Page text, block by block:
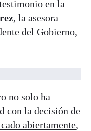
en la
, la asesora
del Gobierno,
no solo ha
con la decisión de
abiertamente,